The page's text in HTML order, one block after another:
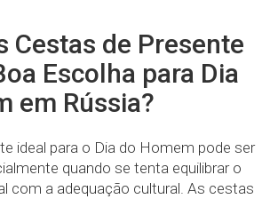
Cestas de Presente
Escolha para Dia
em Rússia?
ideal para o Dia do Homem pode ser
quando se tenta equilibrar o
com a adequação cultural. As cestas